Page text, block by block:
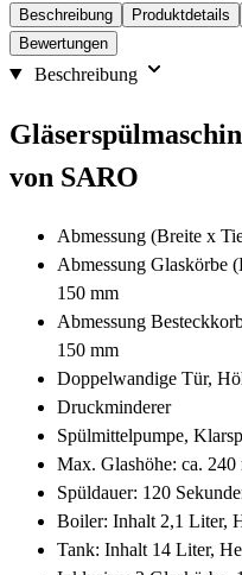
Beschreibung Produktdetails
Bewertungen
Beschreibung
von SARO
Abmessung (Breite x
Abmessung Glaskörbe
150 mm
Abmessung
150 mm
Doppelwandige Tür,
Druckminderer
Spülmittelpumpe,
Max. Glashöhe: ca. 240
Spüldauer: 120
Boiler: Inhalt 2,1 Liter,
Tank: Inhalt 14 Liter,